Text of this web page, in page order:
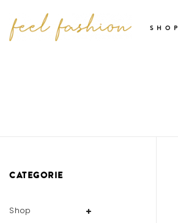
SHOP
CATEGORIE
Shop